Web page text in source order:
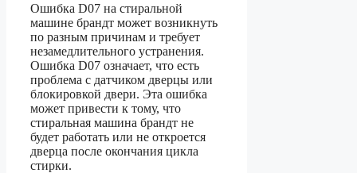
Ошибка D07 на стиральной
машине брандт может возникнуть
по разным причинам и требует
незамедлительного устранения.
Ошибка D07 означает, что есть
проблема с датчиком дверцы или
блокировкой двери. Эта ошибка
может привести к тому, что
стиральная машина брандт не
будет работать или не откроется
дверца после окончания цикла
стирки.